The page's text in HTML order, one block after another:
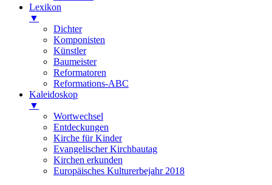
Lexikon
▼
Dichter
Komponisten
Künstler
Baumeister
Reformatoren
Reformations-ABC
Kaleidoskop
▼
Wortwechsel
Entdeckungen
Kirche für Kinder
Evangelischer Kirchbautag
Kirchen erkunden
Europäisches Kulturerbejahr 2018